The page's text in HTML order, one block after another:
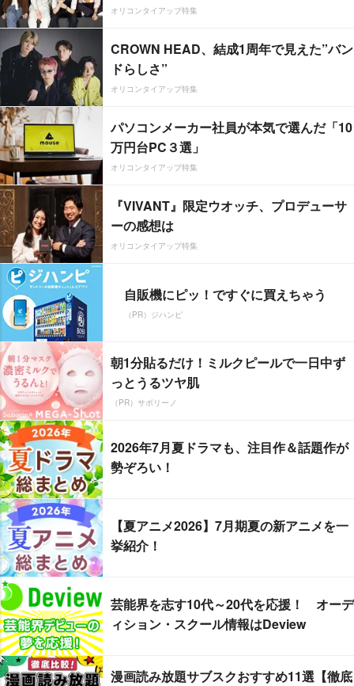
オリコンタイアップ特集
CROWN HEAD、結成1周年で見えた”バン
ドらしさ”
オリコンタイアップ特集
パソコンメーカー社員が本気で選んだ「10
万円台PC３選」
オリコンタイアップ特集
『VIVANT』限定ウオッチ、プロデューサ
ーの感想は
オリコンタイアップ特集
自販機にピッ！ですぐに買えちゃう
（PR）ジハンピ
朝1分貼るだけ！ミルクピールで一日中ず
っとうるツヤ肌
（PR）サボリーノ
2026年7月夏ドラマも、注目作＆話題作が
勢ぞろい！
【夏アニメ2026】7月期夏の新アニメを一
挙紹介！
芸能界を志す10代～20代を応援！ オーデ
ィション・スクール情報はDeview
漫画読み放題サブスクおすすめ11選【徹底